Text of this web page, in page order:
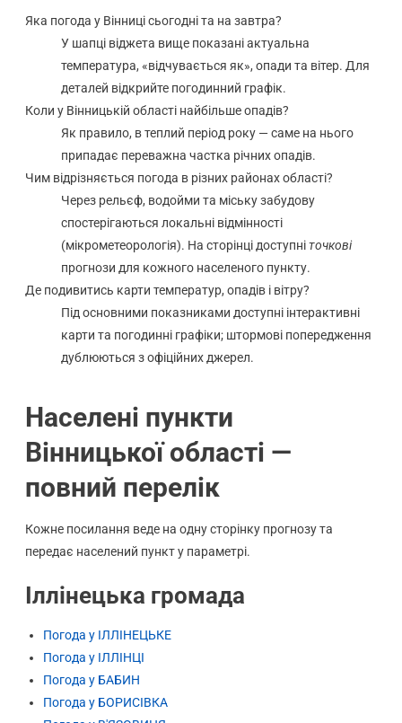
Яка погода у Вінниці сьогодні та на завтра?
У шапці віджета вище показані актуальна
температура, «відчувається як», опади та вітер. Для
деталей відкрийте погодинний графік.
Коли у Вінницькій області найбільше опадів?
Як правило, в теплий період року — саме на нього
припадає переважна частка річних опадів.
Чим відрізняється погода в різних районах області?
Через рельєф, водойми та міську забудову
спостерігаються локальні відмінності
(мікрометеорологія). На сторінці доступніточкові
прогнози для кожного населеного пункту.
Де подивитись карти температур, опадів і вітру?
Під основними показниками доступні інтерактивні
карти та погодинні графіки; штормові попередження
дублюються з офіційних джерел.
Населені пункти
Вінницької області —
повний перелік
Кожне посилання веде на одну сторінку прогнозу та
передає населений пункт у параметрі.
Іллінецька громада
Погода у ІЛЛІНЕЦЬКЕ
Погода у ІЛЛІНЦІ
Погода у БАБИН
Погода у БОРИСІВКА